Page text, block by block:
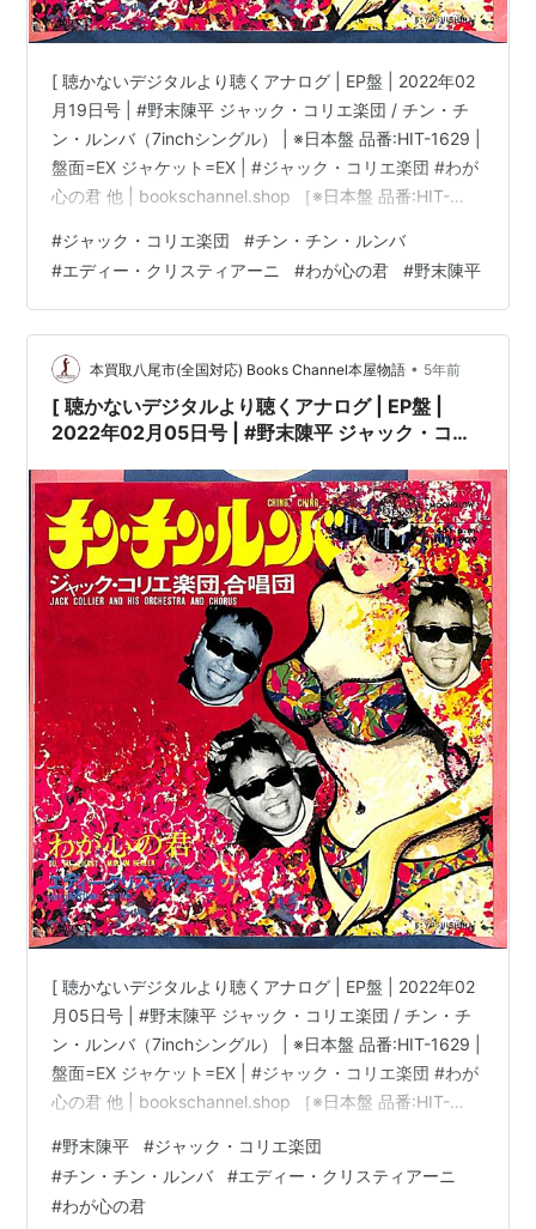
[ 聴かないデジタルより聴くアナログ | EP盤 | 2022年02
月19日号 | #野末陳平 ジャック・コリエ楽団 / チン・チ
ン・ルンバ（7inchシングル） | ※日本盤 品番:HIT-1629 |
盤面=EX ジャケット=EX | #ジャック・コリエ楽団 #わが
心の君 他 | bookschannel.shop ［※日本盤 品番:HIT-
保護袋を新品交換して配送致します］［店舗併売の為、
時間差で売切れの場合がございます。何卒ご了承の上ご
注文をお願い申し上げます］ [スポンサードリンク]
Martin アコースティックギター …
#ジャック・コリエ楽団 #チン・チン・ルンバ
#エディー・クリスティアーニ #わが心の君 #野末陳平
本買取八尾市(全国対応) Books Channel本屋物語 • 5年前
[ 聴かないデジタルより聴くアナログ | EP盤 |
2022年02月05日号 | #野末陳平 ジャック・コリ
※日本盤 品番:HIT-1629 | 盤面=EX ジャケット
=EX | #ジャック・コリエ楽団 #わが心の君 他 |
[ 聴かないデジタルより聴くアナログ | EP盤 | 2022年02
月05日号 | #野末陳平 ジャック・コリエ楽団 / チン・チ
ン・ルンバ（7inchシングル） | ※日本盤 品番:HIT-1629 |
盤面=EX ジャケット=EX | #ジャック・コリエ楽団 #わが
心の君 他 | bookschannel.shop ［※日本盤 品番:HIT-
保護袋を新品交換して配送致します］［店舗併売の為、
時間差で売切れの場合がございます。何卒ご了承の上ご
注文をお願い申し上げます］ [スポンサードリンク]
#野末陳平 #ジャック・コリエ楽団
#チン・チン・ルンバ #エディー・クリスティアーニ
#わが心の君